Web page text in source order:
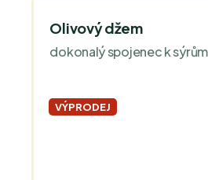
Olivový džem
dokonalý spojenec k
VÝPRODEJ